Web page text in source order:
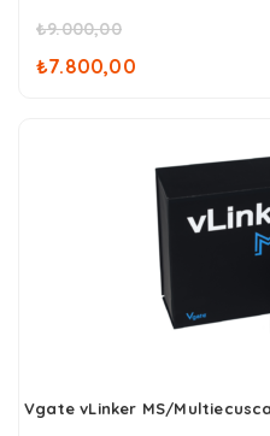
₺9.000,00
Orijinal
fiyat:
₺7.800,00Şu
andaki
Vgate vLinker MS/